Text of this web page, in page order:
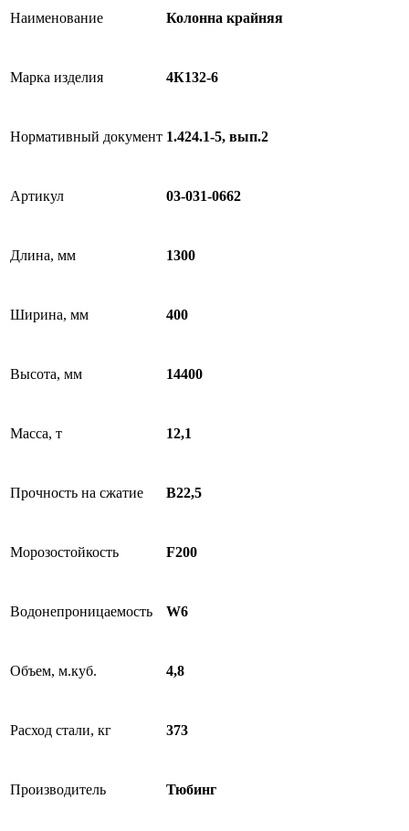
Наименование Колонна крайняя
Марка изделия 4К132-6
Нормативный документ 1.424.1-5, вып.2
Артикул 03-031-0662
Длина, мм 1300
Ширина, мм 400
Высота, мм 14400
Масса, т 12,1
Прочность на сжатие B22,5
Морозостойкость F200
Водонепроницаемость W6
Объем, м.куб. 4,8
Расход стали, кг 373
Производитель Тюбинг